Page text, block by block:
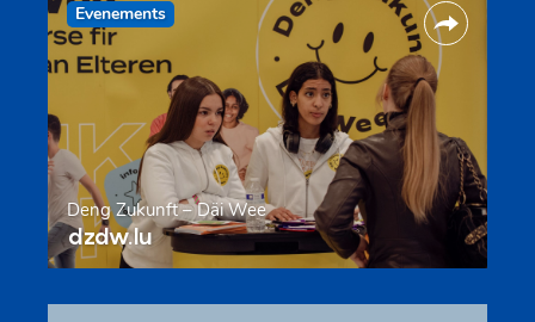
Evenements
Deng Zukunft – Däi Wee
dzdw.lu